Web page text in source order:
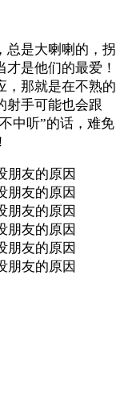
总是大喇喇的，拐
是他们的最爱！
，那就是在不熟的
射手可能也会跟
中听”的话，难免
朋友的原因
朋友的原因
朋友的原因
朋友的原因
朋友的原因
朋友的原因